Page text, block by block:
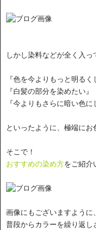
しかし染料などが全く入っ
『色を今よりもっと明るく
『白髪の部分を染めたい』
『今よりもさらに暗い色に
といったように、極端にお
そこで！
おすすめの染め方をご紹介
画像にもございますように、
普段からカラーを繰り返し